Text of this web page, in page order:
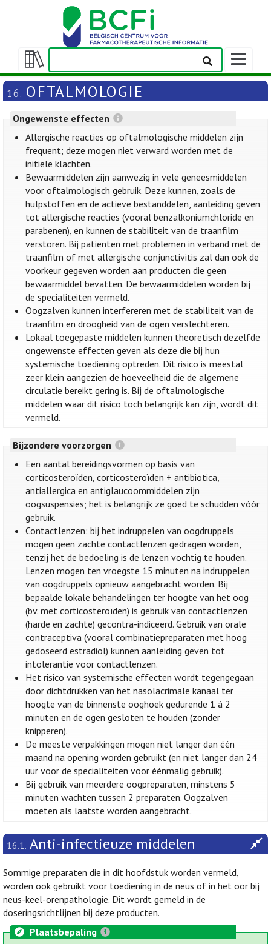
Weergeven/verbergen
inhoudstafel
16. OFTALMOLOGIE
Ongewenste effecten
Allergische reacties op oftalmologische middelen zijn
frequent; deze mogen niet verward worden met de
initiële klachten.
Bewaarmiddelen zijn aanwezig in vele geneesmiddelen
voor oftalmologisch gebruik. Deze kunnen, zoals de
hulpstoffen en de actieve bestanddelen, aanleiding geven
tot allergische reacties (vooral benzalkoniumchloride en
parabenen), en kunnen de stabiliteit van de traanfilm
verstoren. Bij patiënten met problemen in verband met de
traanfilm of met allergische conjunctivitis zal dan ook de
voorkeur gegeven worden aan producten die geen
bewaarmiddel bevatten. De bewaarmiddelen worden bij
de specialiteiten vermeld.
Oogzalven kunnen interfereren met de stabiliteit van de
traanfilm en droogheid van de ogen verslechteren.
Lokaal toegepaste middelen kunnen theoretisch dezelfde
ongewenste effecten geven als deze die bij hun
systemische toediening optreden. Dit risico is meestal
zeer klein aangezien de hoeveelheid die de algemene
circulatie bereikt gering is. Bij de oftalmologische
middelen waar dit risico toch belangrijk kan zijn, wordt dit
vermeld.
Bijzondere voorzorgen
Een aantal bereidingsvormen op basis van
corticosteroïden, corticosteroïden + antibiotica,
antiallergica en antiglaucoommiddelen zijn
oogsuspensies; het is belangrijk ze goed te schudden vóór
gebruik.
Contactlenzen: bij het indruppelen van oogdruppels
mogen geen zachte contactlenzen gedragen worden,
tenzij het de bedoeling is de lenzen vochtig te houden.
Lenzen mogen ten vroegste 15 minuten na indruppelen
van oogdruppels opnieuw aangebracht worden. Bij
bepaalde lokale behandelingen ter hoogte van het oog
(bv. met corticosteroïden) is gebruik van contactlenzen
(harde en zachte) gecontra-indiceerd. Gebruik van orale
contraceptiva (vooral combinatiepreparaten met hoog
gedoseerd estradiol) kunnen aanleiding geven tot
intolerantie voor contactlenzen.
Het risico van systemische effecten wordt tegengegaan
door dichtdrukken van het nasolacrimale kanaal ter
hoogte van de binnenste ooghoek gedurende 1 à 2
minuten en de ogen gesloten te houden (zonder
knipperen).
De meeste verpakkingen mogen niet langer dan één
maand na opening worden gebruikt (en niet langer dan 24
uur voor de specialiteiten voor éénmalig gebruik).
Bij gebruik van meerdere oogpreparaten, minstens 5
minuten wachten tussen 2 preparaten. Oogzalven
moeten als laatste worden aangebracht.
16.1. Anti-infectieuze middelen
Sommige preparaten die in dit hoofdstuk worden vermeld,
worden ook gebruikt voor toediening in de neus of in het oor bij
neus-keel-orenpathologie. Dit wordt gemeld in de
doseringsrichtlijnen bij deze producten.
Plaatsbepaling